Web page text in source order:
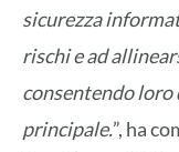
sicurezza
rischi e ad
consentendo
principale.”, ha